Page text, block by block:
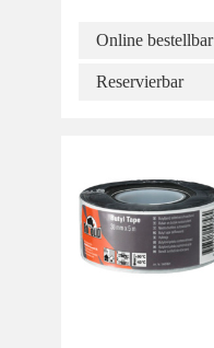
Online bestellbar
Reservierbar